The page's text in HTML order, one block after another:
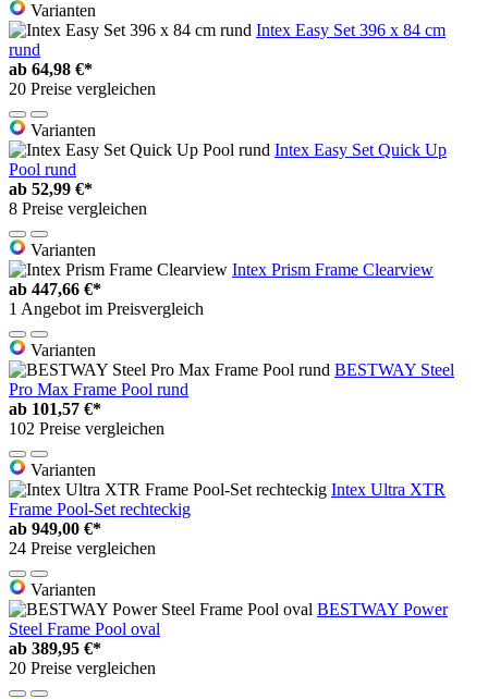
Varianten
Intex Easy Set 396 x 84 cm
rund
ab 64,98 €*
20 Preise vergleichen
Varianten
Intex Easy Set Quick Up
Pool rund
ab 52,99 €*
8 Preise vergleichen
Varianten
Intex Prism Frame Clearview
ab 447,66 €*
1 Angebot im Preisvergleich
Varianten
BESTWAY Steel
Pro Max Frame Pool rund
ab 101,57 €*
102 Preise vergleichen
Varianten
Intex Ultra XTR
Frame Pool-Set rechteckig
ab 949,00 €*
24 Preise vergleichen
Varianten
BESTWAY Power
Steel Frame Pool oval
ab 389,95 €*
20 Preise vergleichen